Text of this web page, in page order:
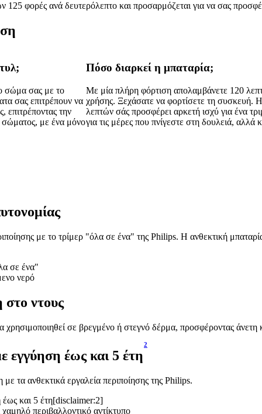
125 φορές ανά δευτερόλεπτο και προσαρμόζεται για να σας
σώμα σας με το
σας επιτρέπουν να
επιτρέποντας την
σώματος, με ένα μόνο
Πόσο διαρκεί η μπαταρία;
Με μία πλήρη φόρτιση απολαμβάνετε 120
χρήσης. Ξεχάσατε να φορτίσετε τη συσκευή.
λεπτών σάς προσφέρει αρκετή ισχύ για ένα
για τις μέρες που πνίγεστε στη δουλειά, αλλά
με το τρίμερ "όλα σε ένα" της Philips. Η ανθεκτική
ντους
σε βρεγμένο ή στεγνό δέρμα, προσφέροντας άνετη
εγγύηση έως και 5 έτη
2
τα ανθεκτικά εργαλεία περιποίησης της Philips.